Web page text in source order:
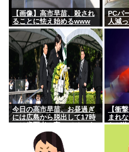
【画像】高市早苗、殺され
ることに怯え始めるwww
PCパ
人減
今日の高市早苗、お昼過ぎ
には広島から脱出して17時
【衝
まれ
らが